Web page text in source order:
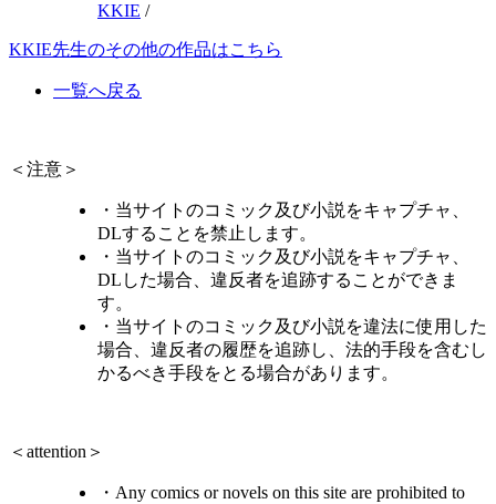
KKIE /
KKIE先生のその他の作品はこちら
一覧へ戻る
＜注意＞
・当サイトのコミック及び小説をキャプチャ、
DLすることを禁止します。
・当サイトのコミック及び小説をキャプチャ、
DLした場合、違反者を追跡することができま
す。
・当サイトのコミック及び小説を違法に使用した
場合、違反者の履歴を追跡し、法的手段を含むし
かるべき手段をとる場合があります。
＜attention＞
・Any comics or novels on this site are prohibited to